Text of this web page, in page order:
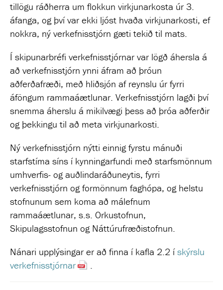
tillögu ráðherra um flokkun virkjunarkosta úr 3.
áfanga, og því var ekki ljóst hvaða virkjunarkosti, ef
nokkra, ný verkefnisstjórn gæti tekið til mats.
Í skipunarbréfi verkefnisstjórnar var lögð áhersla á
að verkefnisstjórn ynni áfram að þróun
aðferðafræði, með hliðsjón af reynslu úr fyrri
áföngum rammaáætlunar. Verkefnisstjórn lagði því
snemma áherslu á mikilvægi þess að þróa aðferðir
og þekkingu til að meta virkjunarkosti.
Ný verkefnisstjórn nýtti einnig fyrstu mánuði
starfstíma síns í kynningarfundi með starfsmönnum
umhverfis- og auðlindaráðuneytis, fyrri
verkefnisstjórn og formönnum faghópa, og helstu
stofnunum sem koma að málefnum
rammaáætlunar, s.s. Orkustofnun,
Skipulagsstofnun og Náttúrufræðistofnun.
Nánari upplýsingar er að finna í kafla 2.2 ískýrslu
verkefnisstjórnar
.